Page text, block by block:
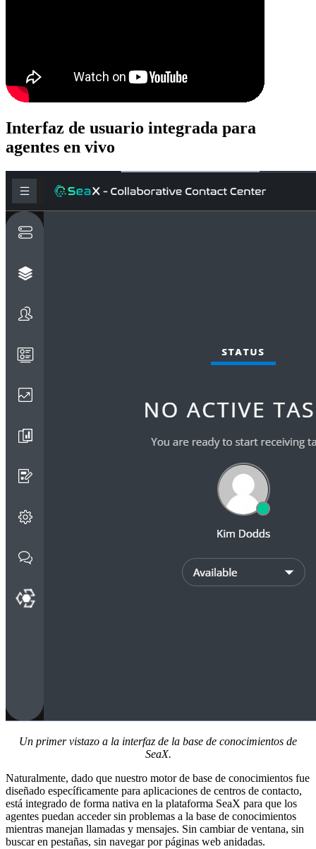
Interfaz de usuario integrada para
agentes en vivo
Un primer vistazo a la interfaz de la base de conocimientos de
SeaX.
Naturalmente, dado que nuestro motor de base de conocimientos fue
diseñado específicamente para aplicaciones de centros de contacto,
está integrado de forma nativa en la plataforma SeaX para que los
agentes puedan acceder sin problemas a la base de conocimientos
mientras manejan llamadas y mensajes. Sin cambiar de ventana, sin
buscar en pestañas, sin navegar por páginas web anidadas.